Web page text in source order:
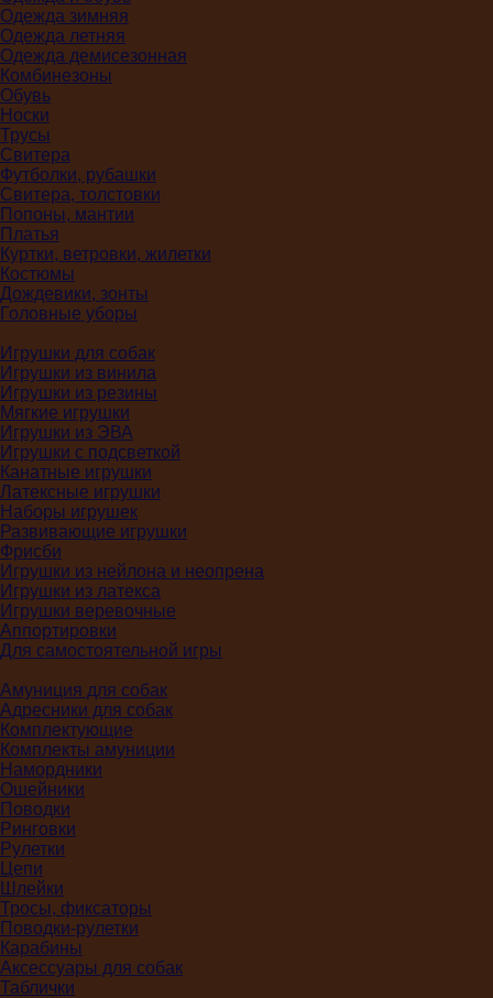
Одежда зимняя
Одежда летняя
Одежда демисезонная
Комбинезоны
Обувь
Носки
Трусы
Свитера
Футболки, рубашки
Свитера, толстовки
Попоны, мантии
Платья
Куртки, ветровки, жилетки
Костюмы
Дождевики, зонты
Головные уборы
Игрушки для собак
Игрушки из винила
Игрушки из резины
Мягкие игрушки
Игрушки из ЭВА
Игрушки с подсветкой
Канатные игрушки
Латексные игрушки
Наборы игрушек
Развивающие игрушки
Фрисби
Игрушки из нейлона и неопрена
Игрушки из латекса
Игрушки веревочные
Аппортировки
Для самостоятельной игры
Амуниция для собак
Адресники для собак
Комплектующие
Комплекты амуниции
Намордники
Ошейники
Поводки
Ринговки
Рулетки
Цепи
Шлейки
Тросы, фиксаторы
Поводки-рулетки
Карабины
Аксессуары для собак
Таблички